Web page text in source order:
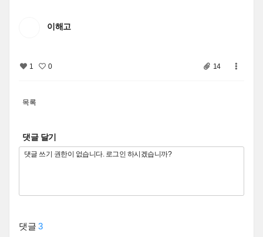
이해고
1 0 14
목록
댓글 달기
댓글 3